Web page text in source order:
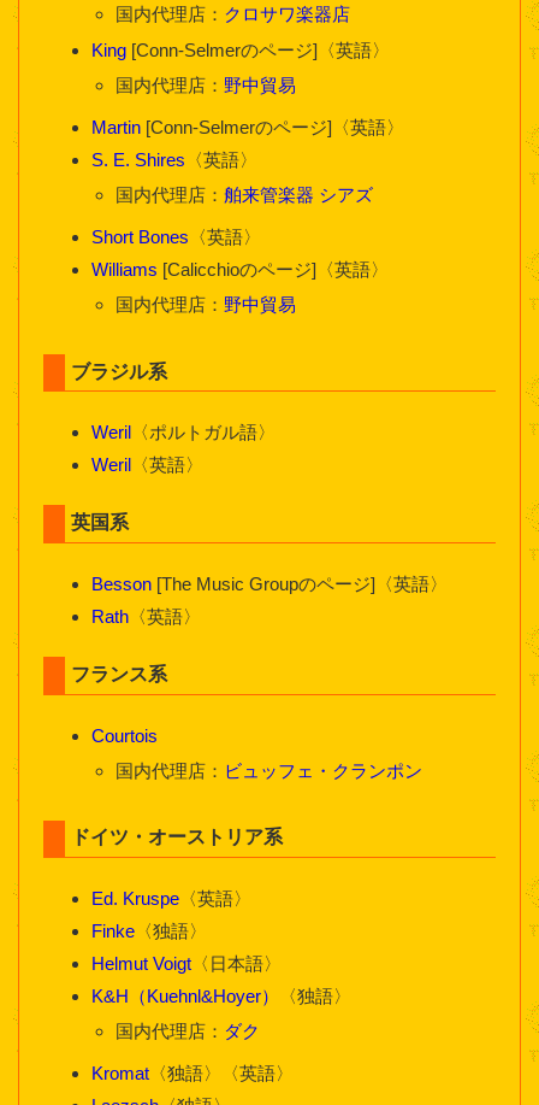
国内代理店： クロサワ楽器店
King [Conn-Selmerのページ]〈英語〉
国内代理店： 野中貿易
Martin [Conn-Selmerのページ]〈英語〉
S. E. Shires 〈英語〉
国内代理店： 舶来管楽器 シアズ
Short Bones 〈英語〉
Williams [Calicchioのページ]〈英語〉
国内代理店： 野中貿易
ブラジル系
Weril 〈ポルトガル語〉
Weril 〈英語〉
英国系
Besson [The Music Groupのページ]〈英語〉
Rath 〈英語〉
フランス系
Courtois
国内代理店： ビュッフェ・クランポン
ドイツ・オーストリア系
Ed. Kruspe 〈英語〉
Finke 〈独語〉
Helmut Voigt 〈日本語〉
K&H（Kuehnl&Hoyer）
〈独語〉
国内代理店： ダク
Kromat 〈独語〉〈英語〉